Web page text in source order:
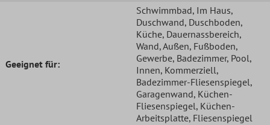
Geeignet für:
Schwimmbad, Im Haus,
Duschwand, Duschboden,
Küche, Dauernassbereich,
Wand, Außen, Fußboden,
Gewerbe, Badezimmer, Pool,
Innen, Kommerziell,
Badezimmer-Fliesenspiegel,
Garagenwand, Küchen-
Fliesenspiegel, Küchen-
Arbeitsplatte, Fliesenspiegel